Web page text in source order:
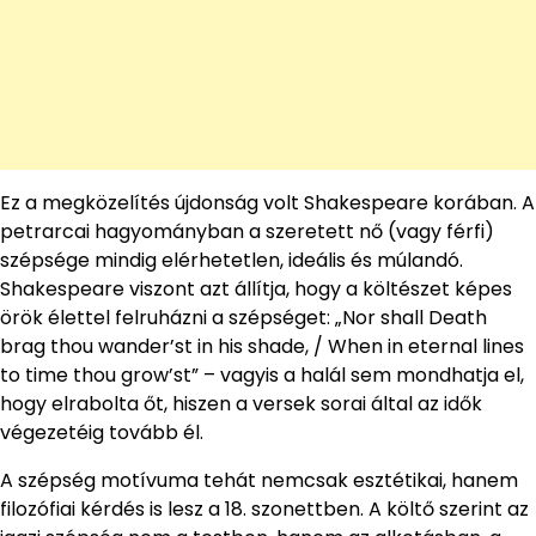
Ez a megközelítés újdonság volt Shakespeare korában. A
petrarcai hagyományban a szeretett nő (vagy férfi)
szépsége mindig elérhetetlen, ideális és múlandó.
Shakespeare viszont azt állítja, hogy a költészet képes
örök élettel felruházni a szépséget: „Nor shall Death
brag thou wander’st in his shade, / When in eternal lines
to time thou grow’st” – vagyis a halál sem mondhatja el,
hogy elrabolta őt, hiszen a versek sorai által az idők
végezetéig tovább él.
A szépség motívuma tehát nemcsak esztétikai, hanem
filozófiai kérdés is lesz a 18. szonettben. A költő szerint az